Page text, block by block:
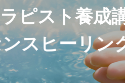
ラピスト 養成
ンスヒーリン